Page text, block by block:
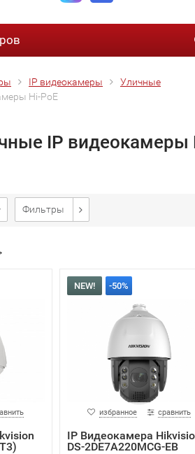
IP видеокамеры
Уличные
Hi-PoE
IP видеокамеры
Фильтры
NEW! -50%
избранное сравнить
IP Видеокамера
DS-2DE7A220MCG-EB